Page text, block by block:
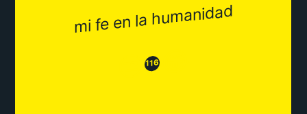
mi fe en la humanidad
😒116😂